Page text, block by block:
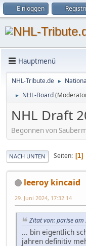
Einloggen
Hauptmenü
NHL-Tribute.de ►
► NHL-Board
NHL Draft
Begonnen von
NACH UNTEN Seiten 1
leeroy kincaid
29. Juni 2024, 17:32:14
Zitat von: parise am
... bin eigentlich
jahren definitiv